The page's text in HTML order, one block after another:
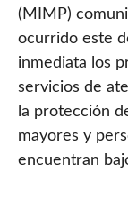
(MIMP)
ocurrido este
inmediata los
servicios de
la protección
mayores y
encuentran